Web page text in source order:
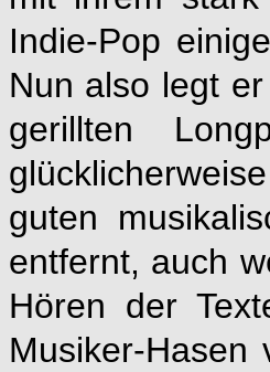
Indie-Pop
Nun also legt
gerillten
guten
entfernt, auch
Hören der
Musiker-Hasen